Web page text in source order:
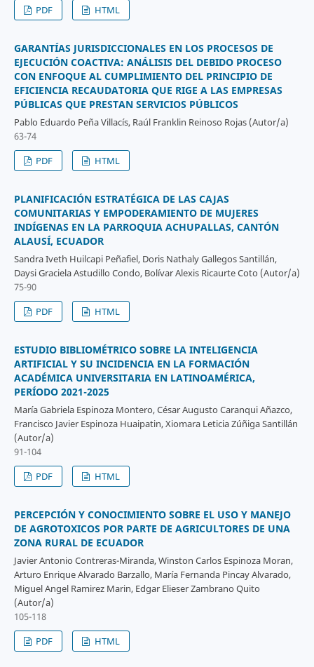
PDF
HTML
GARANTÍAS JURISDICCIONALES EN LOS PROCESOS DE
EJECUCIÓN COACTIVA: ANÁLISIS DEL DEBIDO PROCESO
CON ENFOQUE AL CUMPLIMIENTO DEL PRINCIPIO DE
EFICIENCIA RECAUDATORIA QUE RIGE A LAS EMPRESAS
PÚBLICAS QUE PRESTAN SERVICIOS PÚBLICOS
Pablo Eduardo Peña Villacís, Raúl Franklin Reinoso Rojas (Autor/a)
63-74
PDF
HTML
PLANIFICACIÓN ESTRATÉGICA DE LAS CAJAS
COMUNITARIAS Y EMPODERAMIENTO DE MUJERES
INDÍGENAS EN LA PARROQUIA ACHUPALLAS, CANTÓN
ALAUSÍ, ECUADOR
Sandra Iveth Huilcapi Peñafiel, Doris Nathaly Gallegos Santillán,
Daysi Graciela Astudillo Condo, Bolívar Alexis Ricaurte Coto (Autor/a)
75-90
PDF
HTML
ESTUDIO BIBLIOMÉTRICO SOBRE LA INTELIGENCIA
ARTIFICIAL Y SU INCIDENCIA EN LA FORMACIÓN
ACADÉMICA UNIVERSITARIA EN LATINOAMÉRICA,
PERÍODO 2021-2025
María Gabriela Espinoza Montero, César Augusto Caranqui Añazco,
Francisco Javier Espinoza Huaipatin, Xiomara Leticia Zúñiga Santillán
(Autor/a)
91-104
PDF
HTML
PERCEPCIÓN Y CONOCIMIENTO SOBRE EL USO Y MANEJO
DE AGROTOXICOS POR PARTE DE AGRICULTORES DE UNA
ZONA RURAL DE ECUADOR
Javier Antonio Contreras-Miranda, Winston Carlos Espinoza Moran,
Arturo Enrique Alvarado Barzallo, María Fernanda Pincay Alvarado,
Miguel Angel Ramirez Marin, Edgar Elieser Zambrano Quito
(Autor/a)
105-118
PDF
HTML